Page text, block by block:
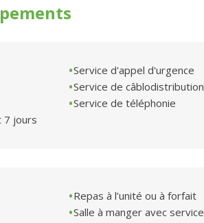
7 jours
Service d'appel d'urgence
Service de câblodistribution
Service de téléphonie
Repas à l’unité ou à forfait
Salle à manger avec service